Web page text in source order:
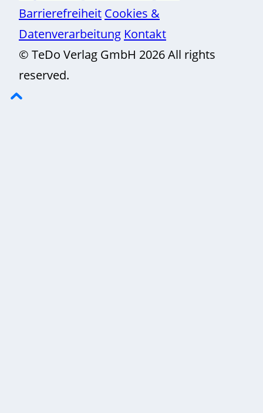
Barrierefreiheit Cookies &
Datenverarbeitung Kontakt
© TeDo Verlag GmbH 2026 All rights
reserved.